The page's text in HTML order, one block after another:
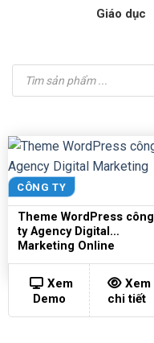
Giáo dục
Tìm
kiếm
sản
CÔNG TY
Theme WordPress công
ty Agency Digital
Marketing Online
Xem
Demo
Xem
chi tiết